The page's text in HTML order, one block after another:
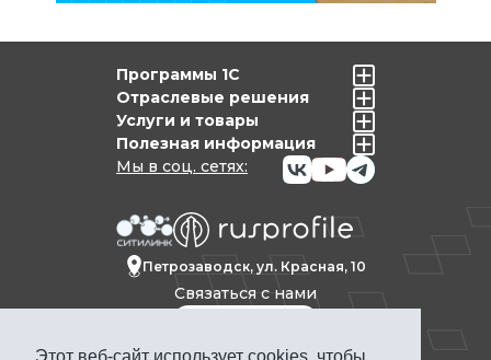
Петрозаводск, ул. Красная, 10
Связаться с нами
Мы в соц. сетях:
Программы 1С
Отраслевые решения
Услуги и товары
Полезная информация